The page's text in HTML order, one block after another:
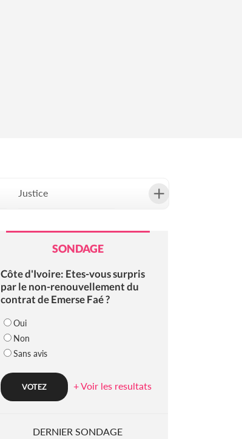
Justice
SONDAGE
Côte d'Ivoire: Etes-vous surpris
par le non-renouvellement du
contrat de Emerse Faé ?
Oui
Non
Sans avis
+ Voir les resultats
DERNIER SONDAGE